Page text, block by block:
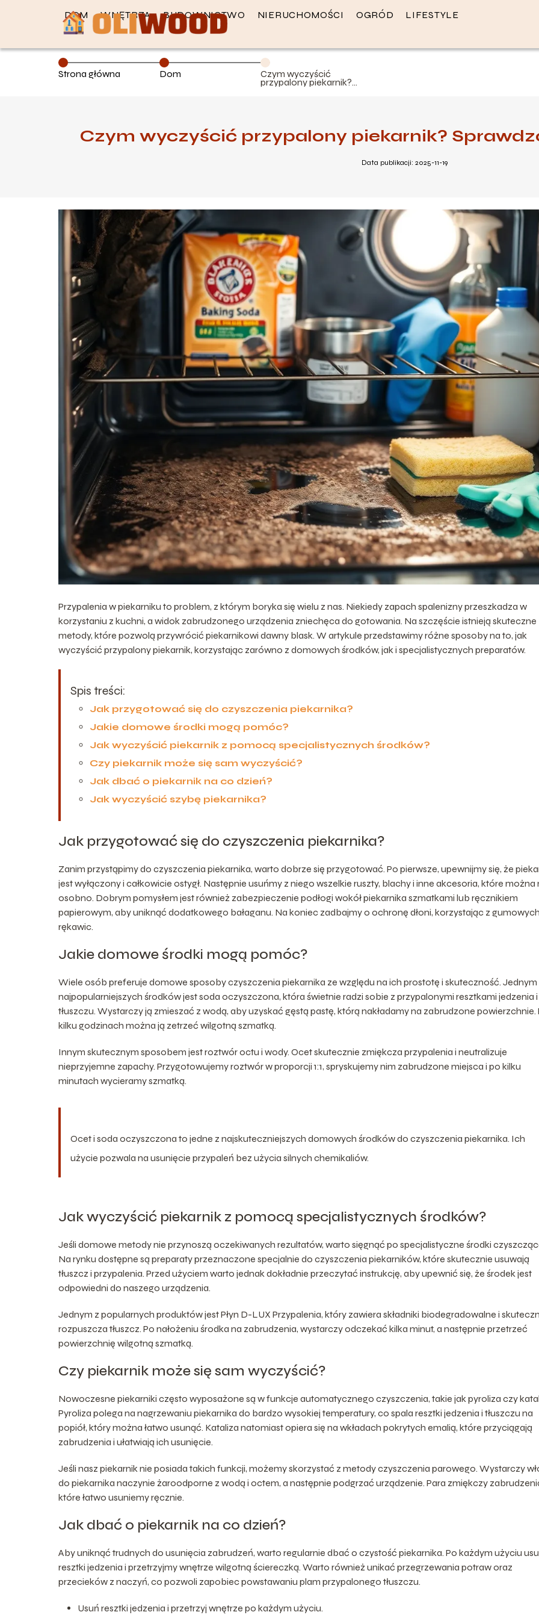
DOM WNĘTRZA BUDOWNICTWO NIERUCHOMOŚCI OGRÓD LIFESTYLE
Strona główna Dom Czym wyczyścić
przypalony piekarnik?
Sprawdzone metody i
Czym wyczyścić przypalony piekarnik?
Data publikacji: 2025-11-19
Przypalenia w piekarniku to problem, z którym boryka się wielu z nas. Niekiedy zapach spalenizny przeszkadza w
korzystaniu z kuchni, a widok zabrudzonego urządzenia zniechęca do gotowania. Na szczęście istnieją skuteczne
metody, które pozwolą przywrócić piekarnikowi dawny blask. W artykule przedstawimy różne sposoby na to, jak
wyczyścić przypalony piekarnik, korzystając zarówno z domowych środków, jak i specjalistycznych preparatów.
Spis treści:
Jak przygotować się do czyszczenia piekarnika?
Jakie domowe środki mogą pomóc?
Jak wyczyścić piekarnik z pomocą specjalistycznych środków?
Czy piekarnik może się sam wyczyścić?
Jak dbać o piekarnik na co dzień?
Jak wyczyścić szybę piekarnika?
Jak przygotować się do czyszczenia piekarnika?
Zanim przystąpimy do czyszczenia piekarnika, warto dobrze się przygotować. Po pierwsze, upewnijmy się, że
jest wyłączony i całkowicie ostygł. Następnie usuńmy z niego wszelkie ruszty, blachy i inne akcesoria, które można
osobno. Dobrym pomysłem jest również zabezpieczenie podłogi wokół piekarnika szmatkami lub ręcznikiem
papierowym, aby uniknąć dodatkowego bałaganu. Na koniec zadbajmy o ochronę dłoni, korzystając z gumowych
rękawic.
Jakie domowe środki mogą pomóc?
Wiele osób preferuje domowe sposoby czyszczenia piekarnika ze względu na ich prostotę i skuteczność. Jednym
najpopularniejszych środków jest soda oczyszczona, która świetnie radzi sobie z przypalonymi resztkami jedzenia i
tłuszczu. Wystarczy ją zmieszać z wodą, aby uzyskać gęstą pastę, którą nakładamy na zabrudzone powierzchnie.
kilku godzinach można ją zetrzeć wilgotną szmatką.
Innym skutecznym sposobem jest roztwór octu i wody. Ocet skutecznie zmiękcza przypalenia i neutralizuje
nieprzyjemne zapachy. Przygotowujemy roztwór w proporcji 1:1, spryskujemy nim zabrudzone miejsca i po kilku
minutach wycieramy szmatką.
Ocet i soda oczyszczona to jedne z najskuteczniejszych domowych środków do czyszczenia piekarnika. Ich
użycie pozwala na usunięcie przypaleń bez użycia silnych chemikaliów.
Jak wyczyścić piekarnik z pomocą specjalistycznych środków?
Jeśli domowe metody nie przynoszą oczekiwanych rezultatów, warto sięgnąć po specjalistyczne środki
Na rynku dostępne są preparaty przeznaczone specjalnie do czyszczenia piekarników, które skutecznie usuwają
tłuszcz i przypalenia. Przed użyciem warto jednak dokładnie przeczytać instrukcję, aby upewnić się, że środek jest
odpowiedni do naszego urządzenia.
Jednym z popularnych produktów jest Płyn D-LUX Przypalenia, który zawiera składniki biodegradowalne i
rozpuszcza tłuszcz. Po nałożeniu środka na zabrudzenia, wystarczy odczekać kilka minut, a następnie przetrzeć
powierzchnię wilgotną szmatką.
Czy piekarnik może się sam wyczyścić?
Nowoczesne piekarniki często wyposażone są w funkcje automatycznego czyszczenia, takie jak pyroliza czy
Pyroliza polega na nagrzewaniu piekarnika do bardzo wysokiej temperatury, co spala resztki jedzenia i tłuszczu na
popiół, który można łatwo usunąć. Kataliza natomiast opiera się na wkładach pokrytych emalią, które przyciągają
zabrudzenia i ułatwiają ich usunięcie.
Jeśli nasz piekarnik nie posiada takich funkcji, możemy skorzystać z metody czyszczenia parowego. Wystarczy
do piekarnika naczynie żaroodporne z wodą i octem, a następnie podgrzać urządzenie. Para zmiękczy
które łatwo usuniemy ręcznie.
Jak dbać o piekarnik na co dzień?
Aby uniknąć trudnych do usunięcia zabrudzeń, warto regularnie dbać o czystość piekarnika. Po każdym użyciu
resztki jedzenia i przetrzyjmy wnętrze wilgotną ściereczką. Warto również unikać przegrzewania potraw oraz
przecieków z naczyń, co pozwoli zapobiec powstawaniu plam przypalonego tłuszczu.
Usuń resztki jedzenia i przetrzyj wnętrze po każdym użyciu.